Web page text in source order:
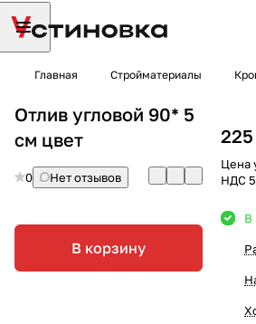
Главная Стройматериалы
Отлив угловой 90* 5
см цвет
0 Нет отзывов
В корзину
Цена
НДС
В